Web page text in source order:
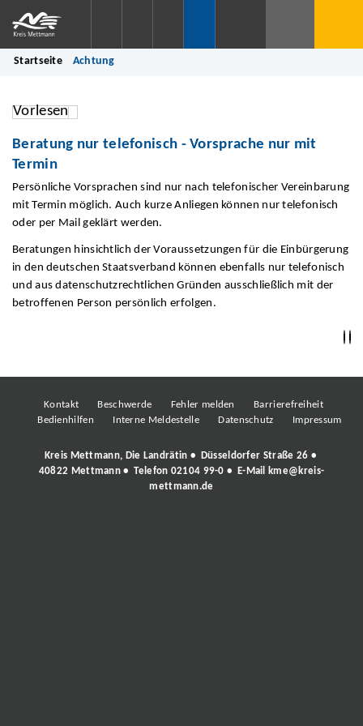
Startseite Achtung
Vorlesen
Beratung nur telefonisch - Vorsprache nur mit
Termin
Persönliche Vorsprachen sind nur nach telefonischer Vereinbarung
mit Termin möglich. Auch kurze Anliegen können nur telefonisch
oder per Mail geklärt werden.
Beratungen hinsichtlich der Voraussetzungen für die Einbürgerung
in den deutschen Staatsverband können ebenfalls nur telefonisch
und aus datenschutzrechtlichen Gründen ausschließlich mit der
betroffenen Person persönlich erfolgen.
Kontakt Beschwerde Fehler melden
Barrierefreiheit
Bedienhilfen
Interne Meldestelle Datenschutz Impressum
Kreis Mettmann, Die Landrätin • Düsseldorfer Straße 26 •
40822 Mettmann • Telefon 02104 99-0 • E-Mail
kme@kreis-
mettmann.de